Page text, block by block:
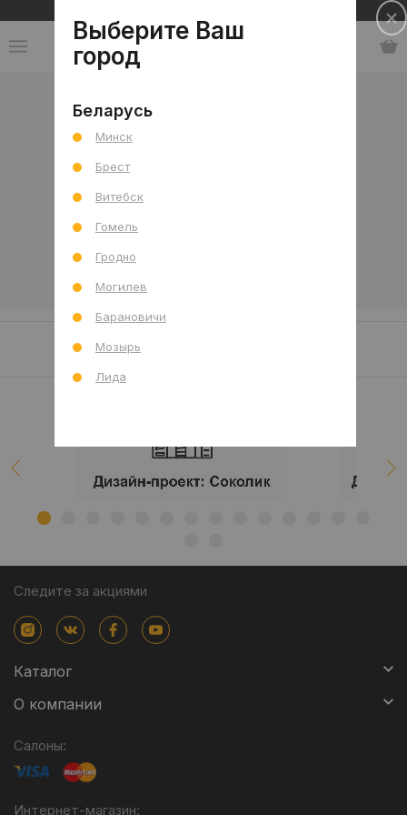
Коллекции
Ceramika Końskie
Наши клиенты/проекты
Следите за акциями
Каталог
О компании
Салоны:
Интернет-магазин:
Выберите Ваш
город
Беларусь
Минск
Брест
Витебск
Гомель
Гродно
Могилев
Барановичи
Мозырь
Лида